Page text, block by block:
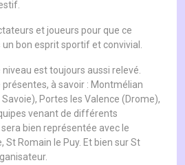
et joueurs pour que ce
bon esprit sportif et convivial.
est toujours aussi relevé.
à savoir : Montmélian
Portes les Valence (Drome),
venant de différents
bien représentée avec le
St Romain le Puy. Et bien sur St